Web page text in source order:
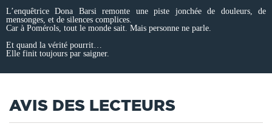
L’enquêtrice Dona Barsi remonte une piste jonchée de douleurs, de
mensonges, et de silences complices.
Car à Pomérols, tout le monde sait. Mais personne ne parle.
Et quand la vérité pourrit…
Elle finit toujours par saigner.
AVIS DES LECTEURS